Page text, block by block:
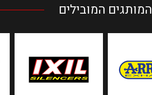
המותגים המובילים